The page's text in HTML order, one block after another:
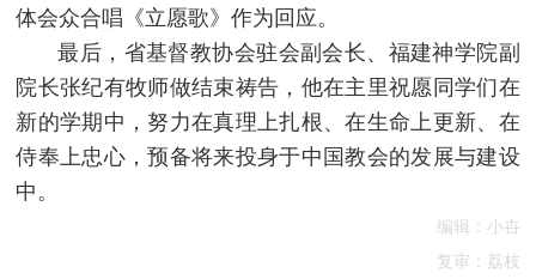
体会众合唱《立愿歌》作为回应。
最后，省基督教协会驻会副会长、福建神学院副
院长张纪有牧师做结束祷告，他在主里祝愿同学们在
新的学期中，努力在真理上扎根、在生命上更新、在
侍奉上忠心，预备将来投身于中国教会的发展与建设
中。
编辑：小卋
复审：荔枝